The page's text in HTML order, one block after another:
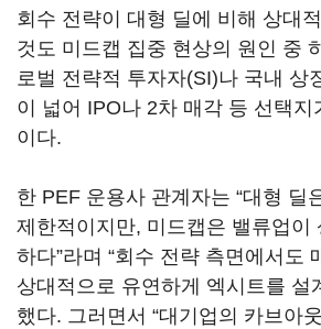
회수 전략이 대형 딜에 비해 상대
것도 미드캡 집중 현상의 원인 중
로벌 전략적 투자자(SI)나 국내 상
이 넓어 IPO나 2차 매각 등 선택지
이다.
한 PEF 운용사 관계자는 “대형 딜
제한적이지만, 미드캡은 밸류업이
하다”라며 “회수 전략 측면에서도
상대적으로 유연하게 엑시트를 설
했다. 그러면서 “대기업의 카브아